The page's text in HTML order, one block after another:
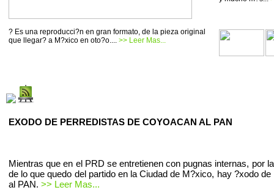
? Es una reproducci?n en gran formato, de la pieza original
que llegar? a M?xico en oto?o.... >> Leer Mas...
EXODO DE PERREDISTAS DE COYOACAN AL PAN
Mientras que en el PRD se entretienen con pugnas internas, por
de lo que quedo del partido en la Ciudad de M?xico, hay ?xodo de
al PAN. >> Leer Mas...